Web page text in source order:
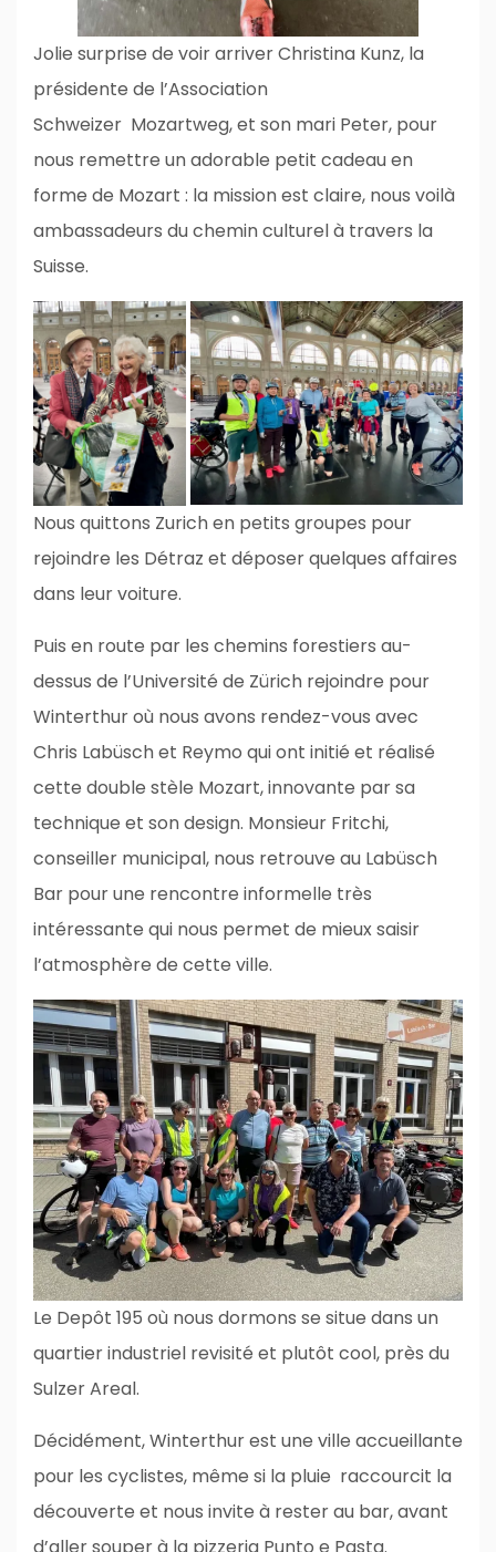
Jolie surprise de voir arriver Christina Kunz, la
présidente de l’Association
Schweizer Mozartweg, et son mari Peter, pour
nous remettre un adorable petit cadeau en
forme de Mozart : la mission est claire, nous voilà
ambassadeurs du chemin culturel à travers la
Suisse.
Nous quittons Zurich en petits groupes pour
rejoindre les Détraz et déposer quelques affaires
dans leur voiture.
Puis en route par les chemins forestiers au-
dessus de l’Université de Zürich rejoindre pour
Winterthur où nous avons rendez-vous avec
Chris Labüsch et Reymo qui ont initié et réalisé
cette double stèle Mozart, innovante par sa
technique et son design. Monsieur Fritchi,
conseiller municipal, nous retrouve au Labüsch
Bar pour une rencontre informelle très
intéressante qui nous permet de mieux saisir
l’atmosphère de cette ville.
Le Depôt 195 où nous dormons se situe dans un
quartier industriel revisité et plutôt cool, près du
Sulzer Areal.
Décidément, Winterthur est une ville accueillante
pour les cyclistes, même si la pluie raccourcit la
découverte et nous invite à rester au bar, avant
d’aller souper à la pizzeria Punto e Pasta.